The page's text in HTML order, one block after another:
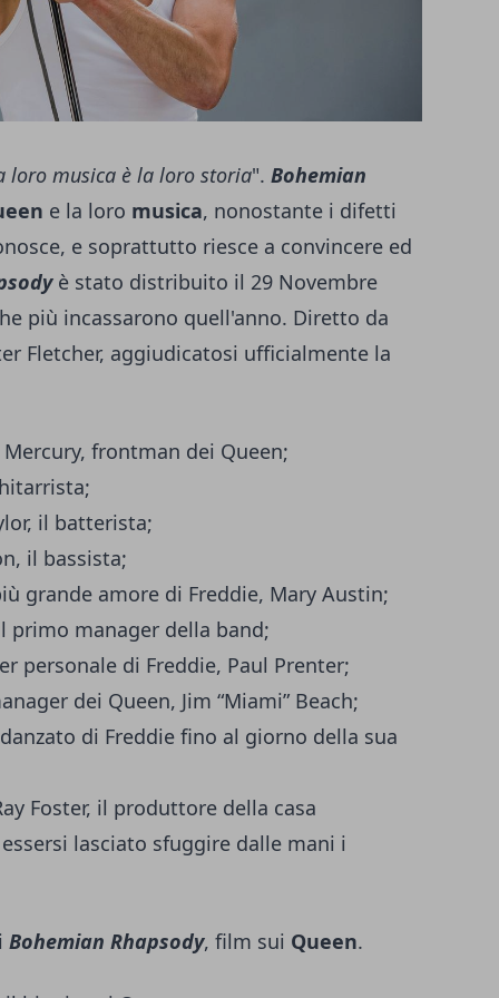
loro musica è la loro storia". Bohemian
e la loro musica, nonostante i difetti
e soprattutto riesce a convincere ed
è stato distribuito il 29 Novembre
più incassarono quell'anno. Diretto da
Fletcher, aggiudicatosi ufficialmente la
frontman dei Queen;
il batterista;
il bassista;
grande amore di Freddie, Mary Austin;
primo manager della band;
personale di Freddie, Paul Prenter;
dei Queen, Jim “Miami” Beach;
di Freddie fino al giorno della sua
Foster, il produttore della casa
lasciato sfuggire dalle mani i
Bohemian Rhapsody, film sui Queen.